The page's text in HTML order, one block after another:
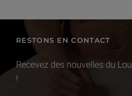
RESTONS EN CONTACT
Recevez des nouvelles du
!